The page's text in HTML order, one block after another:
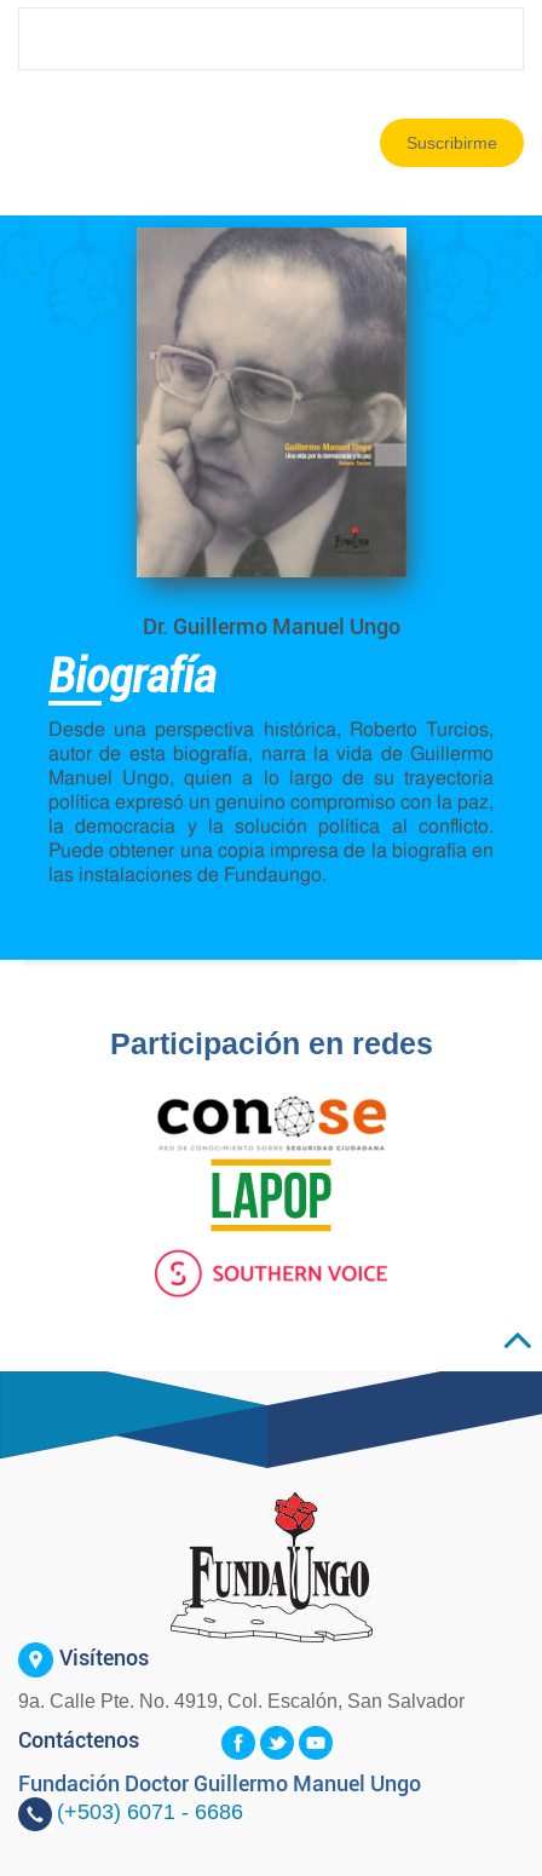
Suscribirme
Dr. Guillermo Manuel Ungo
Biografía
Desde una perspectiva histórica, Roberto Turcios,
autor de esta biografía, narra la vida de Guillermo
Manuel Ungo, quien a lo largo de su trayectoria
política expresó un genuino compromiso con la paz,
la democracia y la solución política al conflicto.
Puede obtener una copia impresa de la biografía en
las instalaciones de Fundaungo.
Participación en redes
Visítenos
9a. Calle Pte. No. 4919, Col. Escalón, San Salvador
Contáctenos
Fundación Doctor Guillermo Manuel Ungo
(+503) 6071 - 6686